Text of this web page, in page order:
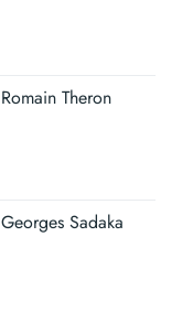
Romain Theron
Georges Sadaka